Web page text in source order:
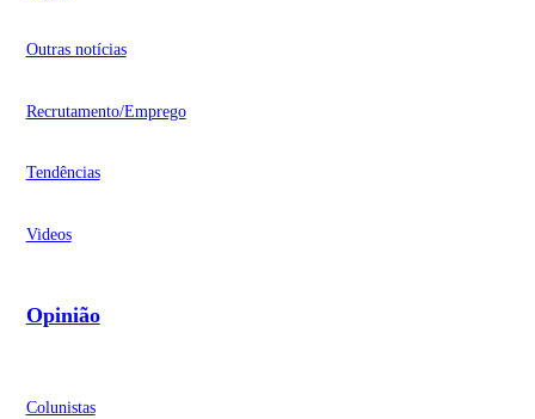
Outras notícias
Recrutamento/Emprego
Tendências
Videos
Opinião
Colunistas